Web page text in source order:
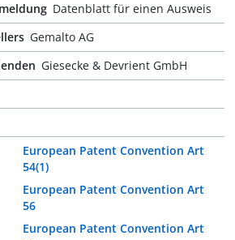
Datenblatt für einen Ausweis
Gemalto AG
Giesecke & Devrient GmbH
European Patent Convention Art
54(1)
European Patent Convention Art
56
European Patent Convention Art